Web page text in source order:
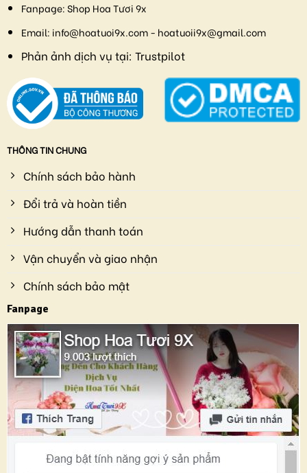
Fanpage:Shop Hoa Tươi 9x
Email: info@hoatuoi9x.com - hoatuoii9x@gmail.com
Phản ảnh dịch vụ tại: Trustpilot
THÔNG TIN CHUNG
Chính sách bảo hành
Đổi trả và hoàn tiền
Hướng dẫn thanh toán
Vận chuyển và giao nhận
Chính sách bảo mật
Fanpage